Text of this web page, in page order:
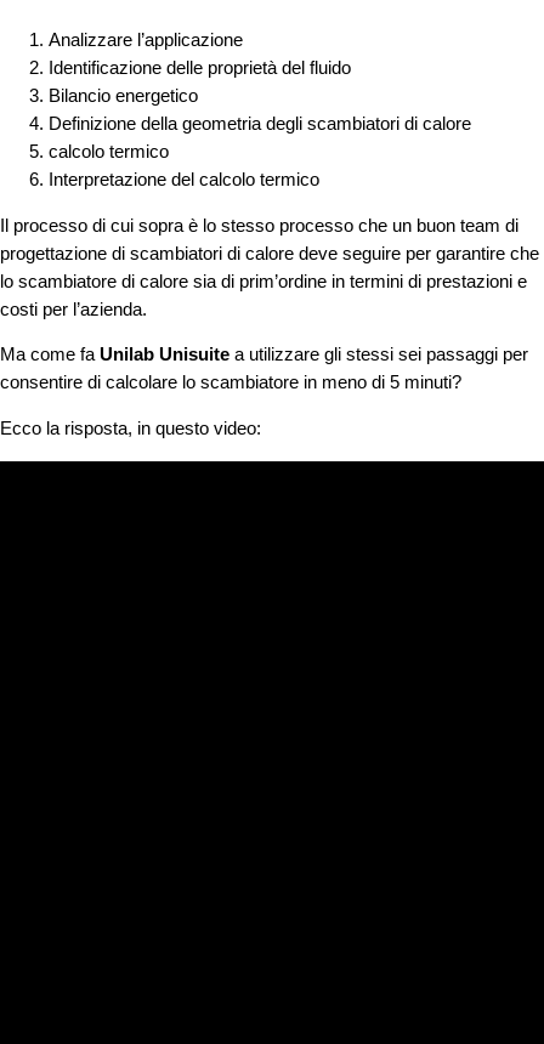
Analizzare l’applicazione
Identificazione delle proprietà del fluido
Bilancio energetico
Definizione della geometria degli scambiatori di calore
calcolo termico
Interpretazione del calcolo termico
Il processo di cui sopra è lo stesso processo che un buon team di
progettazione di scambiatori di calore deve seguire per garantire che
lo scambiatore di calore sia di prim’ordine in termini di prestazioni e
costi per l’azienda.
Ma come faUnilab Unisuite a utilizzare gli stessi sei passaggi per
consentire di calcolare lo scambiatore in meno di 5 minuti?
Ecco la risposta, in questo video: